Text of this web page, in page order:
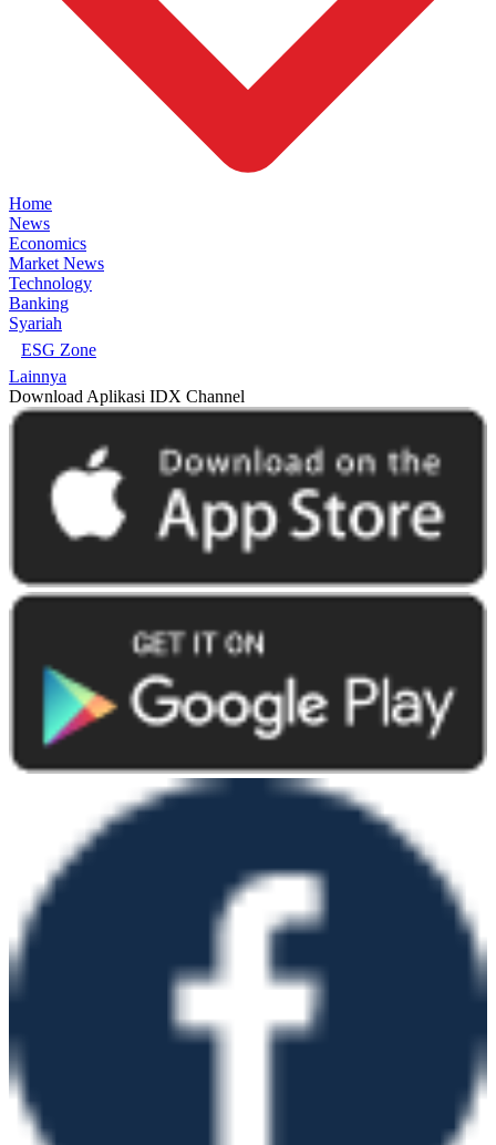
Home
News
Economics
Market News
Technology
Banking
Syariah
ESG Zone
Lainnya
Download Aplikasi IDX Channel